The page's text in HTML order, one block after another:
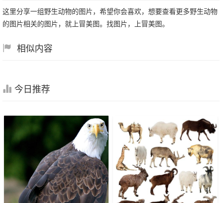
这里分享一组野生动物的图片，希望你会喜欢，想要查看更多野生动物
的图片相关的图片，就上冒美图。找图片，上冒美图。
相似内容
今日推荐